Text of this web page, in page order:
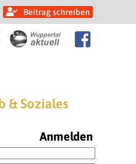
Beitrag schreiben
& Soziales
Anmelden